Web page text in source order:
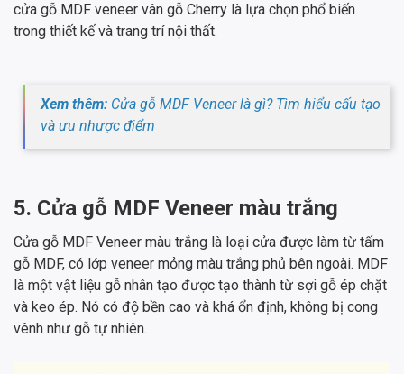
cửa gỗ MDF veneer vân gỗ Cherry là lựa chọn phổ biến
trong thiết kế và trang trí nội thất.
Xem thêm: Cửa gỗ MDF Veneer là gì? Tìm hiểu cấu tạo
và ưu nhược điểm
5. Cửa gỗ MDF Veneer màu trắng
Cửa gỗ MDF Veneer màu trắng là loại cửa được làm từ tấm
gỗ MDF, có lớp veneer mỏng màu trắng phủ bên ngoài. MDF
là một vật liệu gỗ nhân tạo được tạo thành từ sợi gỗ ép chặt
và keo ép. Nó có độ bền cao và khá ổn định, không bị cong
vênh như gỗ tự nhiên.